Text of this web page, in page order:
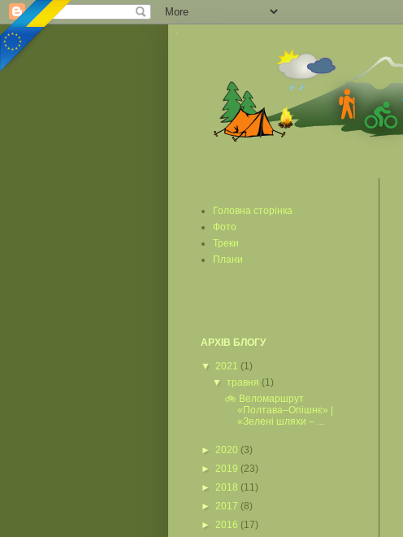
Головна сторінка
Фото
Треки
Плани
АРХІВ БЛОГУ
▼ 2021 (1)
▼травня (1)
🚲 Веломаршрут
«Полтава–Опішнє» |
«Зелені шляхи – ...
► 2020 (3)
► 2019 (23)
► 2018 (11)
► 2017 (8)
► 2016 (17)